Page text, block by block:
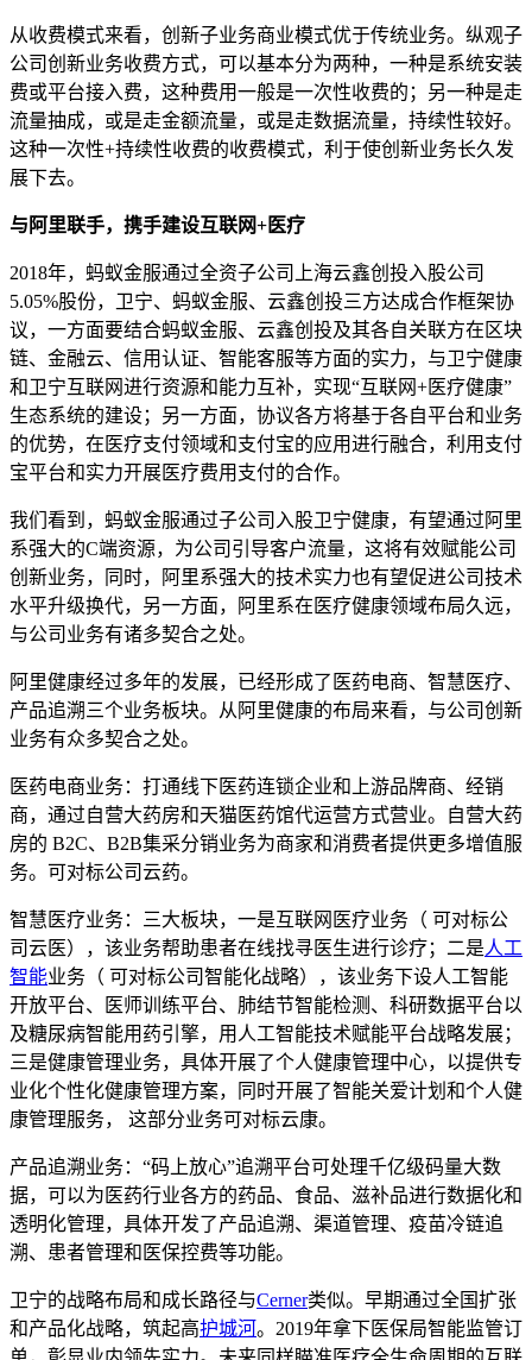
从收费模式来看，创新子业务商业模式优于传统业务。纵观子
公司创新业务收费方式，可以基本分为两种，一种是系统安装
费或平台接入费，这种费用一般是一次性收费的；另一种是走
流量抽成，或是走金额流量，或是走数据流量，持续性较好。
这种一次性+持续性收费的收费模式，利于使创新业务长久发
展下去。
与阿里联手，携手建设互联网+医疗
2018年，蚂蚁金服通过全资子公司上海云鑫创投入股公司
5.05%股份，卫宁、蚂蚁金服、云鑫创投三方达成合作框架协
议，一方面要结合蚂蚁金服、云鑫创投及其各自关联方在区块
链、金融云、信用认证、智能客服等方面的实力，与卫宁健康
和卫宁互联网进行资源和能力互补，实现“互联网+医疗健康”
生态系统的建设；另一方面，协议各方将基于各自平台和业务
的优势，在医疗支付领域和支付宝的应用进行融合，利用支付
宝平台和实力开展医疗费用支付的合作。
我们看到，蚂蚁金服通过子公司入股卫宁健康，有望通过阿里
系强大的C端资源，为公司引导客户流量，这将有效赋能公司
创新业务，同时，阿里系强大的技术实力也有望促进公司技术
水平升级换代，另一方面，阿里系在医疗健康领域布局久远，
与公司业务有诸多契合之处。
阿里健康经过多年的发展，已经形成了医药电商、智慧医疗、
产品追溯三个业务板块。从阿里健康的布局来看，与公司创新
业务有众多契合之处。
医药电商业务：打通线下医药连锁企业和上游品牌商、经销
商，通过自营大药房和天猫医药馆代运营方式营业。自营大药
房的 B2C、B2B集采分销业务为商家和消费者提供更多增值服
务。可对标公司云药。
智慧医疗业务：三大板块，一是互联网医疗业务（ 可对标公
司云医），该业务帮助患者在线找寻医生进行诊疗；二是人工
智能业务（ 可对标公司智能化战略），该业务下设人工智能
开放平台、医师训练平台、肺结节智能检测、科研数据平台以
及糖尿病智能用药引擎，用人工智能技术赋能平台战略发展；
三是健康管理业务，具体开展了个人健康管理中心，以提供专
业化个性化健康管理方案，同时开展了智能关爱计划和个人健
康管理服务， 这部分业务可对标云康。
产品追溯业务：“码上放心”追溯平台可处理千亿级码量大数
据，可以为医药行业各方的药品、食品、滋补品进行数据化和
透明化管理，具体开发了产品追溯、渠道管理、疫苗冷链追
溯、患者管理和医保控费等功能。
卫宁的战略布局和成长路径与Cerner类似。早期通过全国扩张
和产品化战略，筑起高护城河。2019年拿下医保局智能监管订